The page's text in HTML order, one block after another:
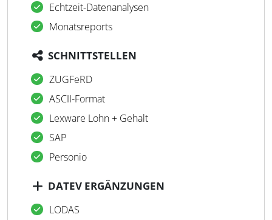
Echtzeit-Datenanalysen
Monatsreports
SCHNITTSTELLEN
ZUGFeRD
ASCII-Format
Lexware Lohn + Gehalt
SAP
Personio
DATEV ERGÄNZUNGEN
LODAS